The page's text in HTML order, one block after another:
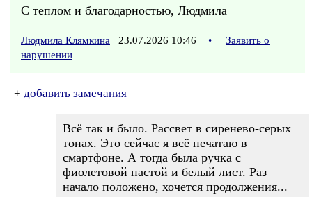
С теплом и благодарностью, Людмила
Людмила Клямкина 23.07.2026 10:46 •
Заявить о
нарушении
+ добавить замечания
Всё так и было. Рассвет в сиренево-серых
тонах. Это сейчас я всё печатаю в
смартфоне. А тогда была ручка с
фиолетовой пастой и белый лист. Раз
начало положено, хочется продолжения...